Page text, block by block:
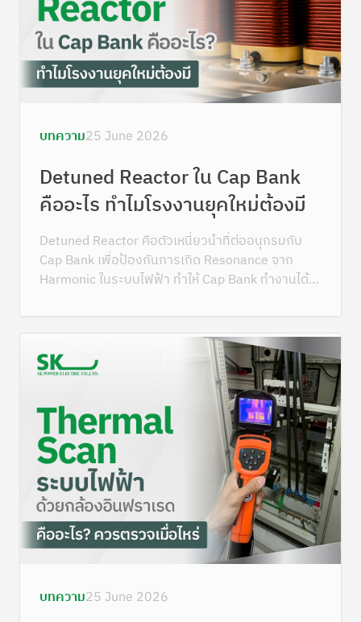
บทความ25 June 2026
Detuned Reactor ใน Cap Bank
คืออะไร ทำไมโรงงานยุคใหม่ต้องมี
Detuned Reactor คือตัวเหนี่ยวนำที่ต่ออนุกรมกับ
Cap Bank เพื่อป้องกันการเกิด Resonance จาก
Harmonic ในระบบไฟฟ้า ทำให้ Cap Bank ทำงานได้
บทความ25 June 2026